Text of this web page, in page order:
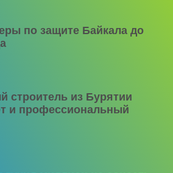
по защите Байкала до
строитель из Бурятии
и профессиональный